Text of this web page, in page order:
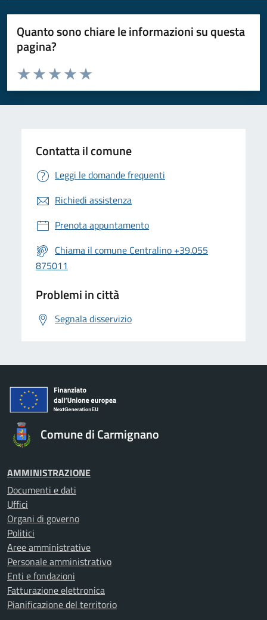
Quanto sono chiare le informazioni su questa
pagina?
Valuta da 1 a 5 stelle la pagina
Valuta 5 stelle su 5
Valuta 4 stelle su 5
Valuta 3 stelle su 5
Valuta 2 stelle su 5
Valuta 1 stelle su 5
Contatta il comune
Leggi le domande frequenti
Richiedi assistenza
Prenota appuntamento
Chiama il comune Centralino +39.055
875011
Problemi in città
Segnala disservizio
Comune di Carmignano
AMMINISTRAZIONE
Documenti e dati
Uffici
Organi di governo
Politici
Aree amministrative
Personale amministrativo
Enti e fondazioni
Fatturazione elettronica
Pianificazione del territorio